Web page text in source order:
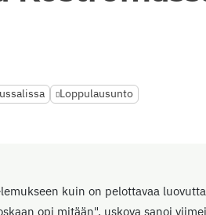
Loppulausunto
kuin on pelottavaa
opi mitään", uskova sanoi